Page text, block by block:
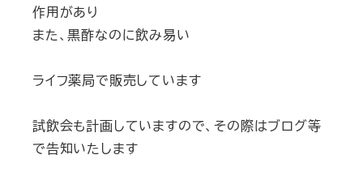
作用があり
また、黒酢なのに飲み易い
ライフ薬局で販売しています
試飲会も計画していますので、その際はブログ等
で告知いたします